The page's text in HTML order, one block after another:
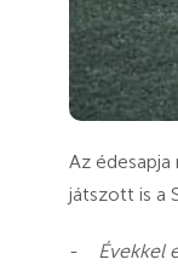
Az
játszott is a
-
Évekkel